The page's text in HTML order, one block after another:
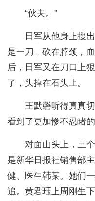
“伙夫。”
日军从他身上搜
是一刀，砍在脖颈，
后，日军又在刀口上
了，头掉在石头上。
王默磬听得真真
看到了更加惨不忍睹的
对面山头上，三
是新华日报社销售部
健、医生韩某。她们
追。黄君珏上周刚生